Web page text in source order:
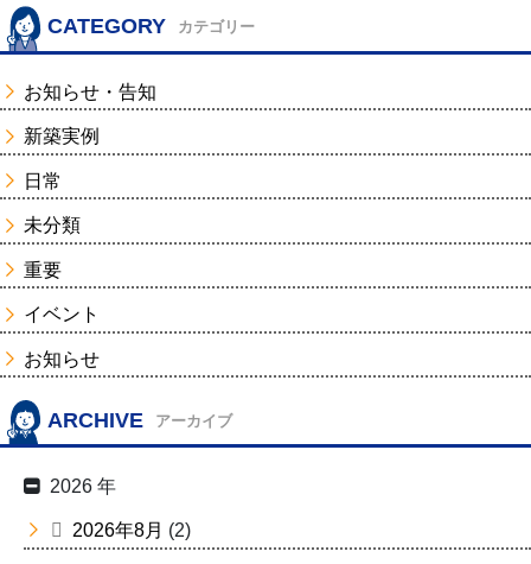
CATEGORY カテゴリー
お知らせ・告知
新築実例
日常
未分類
重要
イベント
お知らせ
ARCHIVE アーカイブ
2026 年
2026年8月 (2)